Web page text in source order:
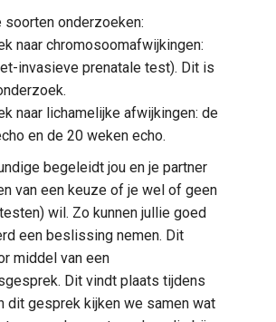
soorten onderzoeken:
naar chromosoomafwijkingen:
invasieve prenatale test). Dit is
naar lichamelijke afwijkingen: de
en de 20 weken echo.
begeleidt jou en je partner
van een keuze of je wel of geen
wil. Zo kunnen jullie goed
een beslissing nemen. Dit
middel van een
Dit vindt plaats tijdens
dit gesprek kijken we samen wat